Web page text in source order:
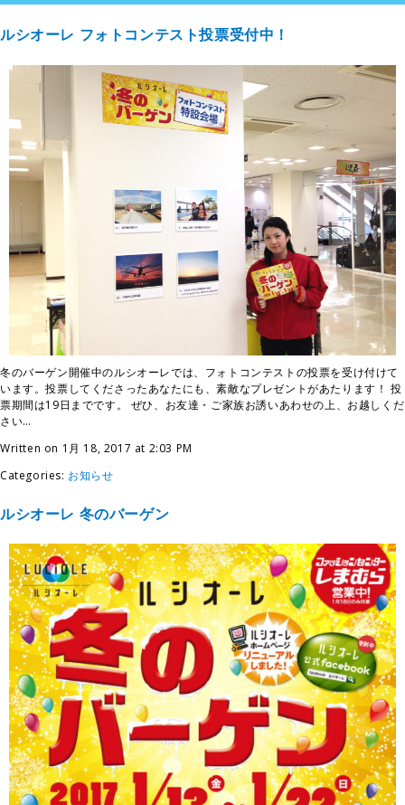
ルシオーレ フォトコンテスト投票受付中！
冬のバーゲン開催中のルシオーレでは、フォトコンテストの投票を受け付けて
います。投票してくださったあなたにも、素敵なプレゼントがあたります！ 投
票期間は19日までです。 ぜひ、お友達・ご家族お誘いあわせの上、お越しくだ
さい…
Written on 1月 18, 2017 at 2:03 PM
Categories: お知らせ
ルシオーレ 冬のバーゲン